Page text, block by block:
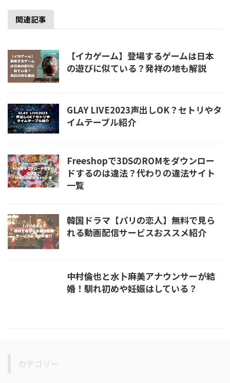
関連記事
【イカゲーム】登場するゲームは日本
の遊びに似ている？発祥の地も解説
GLAY LIVE2023声出しOK？セトリやタ
イムテーブル紹介
Freeshopで3DSのROMをダウンロー
ドするのは違法？代わりの違法サイト
一覧
韓国ドラマ【パリの恋人】無料で見ら
れる動画配信サービスおススメ紹介
中村倫也と水卜麻美アナウンサーが結
婚！馴れ初めや妊娠はしている？